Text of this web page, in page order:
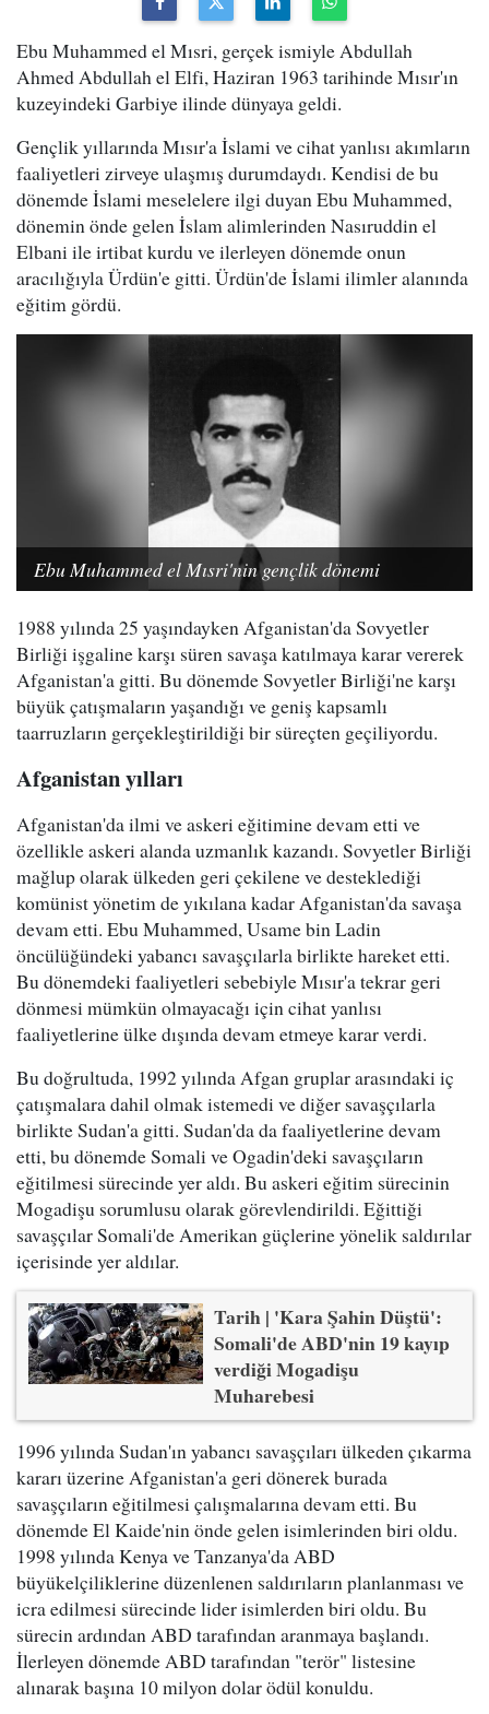
Ebu Muhammed el Mısri, gerçek ismiyle Abdullah
Ahmed Abdullah el Elfi, Haziran 1963 tarihinde Mısır'ın
kuzeyindeki Garbiye ilinde dünyaya geldi.
Gençlik yıllarında Mısır'a İslami ve cihat yanlısı akımların
faaliyetleri zirveye ulaşmış durumdaydı. Kendisi de bu
dönemde İslami meselelere ilgi duyan Ebu Muhammed,
dönemin önde gelen İslam alimlerinden Nasıruddin el
Elbani ile irtibat kurdu ve ilerleyen dönemde onun
aracılığıyla Ürdün'e gitti. Ürdün'de İslami ilimler alanında
eğitim gördü.
Ebu Muhammed el Mısri'nin gençlik dönemi
1988 yılında 25 yaşındayken Afganistan'da Sovyetler
Birliği işgaline karşı süren savaşa katılmaya karar vererek
Afganistan'a gitti. Bu dönemde Sovyetler Birliği'ne karşı
büyük çatışmaların yaşandığı ve geniş kapsamlı
taarruzların gerçekleştirildiği bir süreçten geçiliyordu.
Afganistan yılları
Afganistan'da ilmi ve askeri eğitimine devam etti ve
özellikle askeri alanda uzmanlık kazandı. Sovyetler Birliği
mağlup olarak ülkeden geri çekilene ve desteklediği
komünist yönetim de yıkılana kadar Afganistan'da savaşa
devam etti. Ebu Muhammed, Usame bin Ladin
öncülüğündeki yabancı savaşçılarla birlikte hareket etti.
Bu dönemdeki faaliyetleri sebebiyle Mısır'a tekrar geri
dönmesi mümkün olmayacağı için cihat yanlısı
faaliyetlerine ülke dışında devam etmeye karar verdi.
Bu doğrultuda, 1992 yılında Afgan gruplar arasındaki iç
çatışmalara dahil olmak istemedi ve diğer savaşçılarla
birlikte Sudan'a gitti. Sudan'da da faaliyetlerine devam
etti, bu dönemde Somali ve Ogadin'deki savaşçıların
eğitilmesi sürecinde yer aldı. Bu askeri eğitim sürecinin
Mogadişu sorumlusu olarak görevlendirildi. Eğittiği
savaşçılar Somali'de Amerikan güçlerine yönelik saldırılar
içerisinde yer aldılar.
Tarih | 'Kara Şahin Düştü':
Somali'de ABD'nin 19 kayıp
verdiği Mogadişu
Muharebesi
1996 yılında Sudan'ın yabancı savaşçıları ülkeden çıkarma
kararı üzerine Afganistan'a geri dönerek burada
savaşçıların eğitilmesi çalışmalarına devam etti. Bu
dönemde El Kaide'nin önde gelen isimlerinden biri oldu.
1998 yılında Kenya ve Tanzanya'da ABD
büyükelçiliklerine düzenlenen saldırıların planlanması ve
icra edilmesi sürecinde lider isimlerden biri oldu. Bu
sürecin ardından ABD tarafından aranmaya başlandı.
İlerleyen dönemde ABD tarafından "terör" listesine
alınarak başına 10 milyon dolar ödül konuldu.